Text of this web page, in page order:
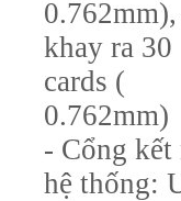
0.762mm),
khay ra 30
cards (
0.762mm)
- Cổng kết
hệ thống: